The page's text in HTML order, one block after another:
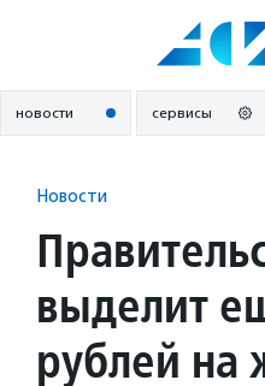
новости сервисы
Новости
выделит
рублей на